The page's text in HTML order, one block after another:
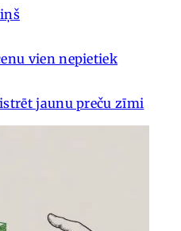
vien nepietiek
jaunu preču zīmi